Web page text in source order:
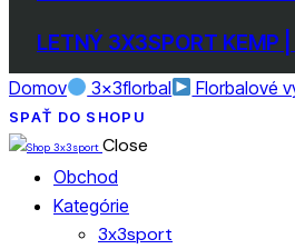
LETNÝ 3X3SPORT KEMP |
Domov 3x3florbal Florbalové
SPAŤ DO SHOPU
Close
Obchod
Kategórie
3x3sport